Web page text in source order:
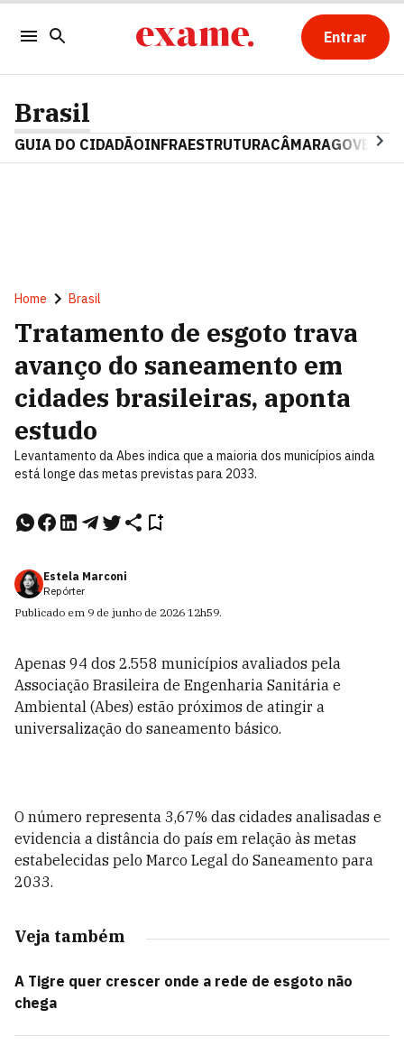
Entrar
Brasil
GUIA DO CIDADÃOINFRAESTRUTURACÂMARAGOVERNO
Home Brasil
Tratamento de esgoto trava
avanço do saneamento em
cidades brasileiras, aponta
estudo
Levantamento da Abes indica que a maioria dos municípios ainda
está longe das metas previstas para 2033.
Estela Marconi
Repórter
Publicado em 9 de junho de 2026 12h59.
Apenas 94 dos 2.558 municípios avaliados pela
Associação Brasileira de Engenharia Sanitária e
Ambiental (Abes) estão próximos de atingir a
universalização do saneamento básico.
O número representa 3,67% das cidades analisadas e
evidencia a distância do país em relação às metas
estabelecidas pelo Marco Legal do Saneamento para
2033.
Veja também
A Tigre quer crescer onde a rede de esgoto não
chega